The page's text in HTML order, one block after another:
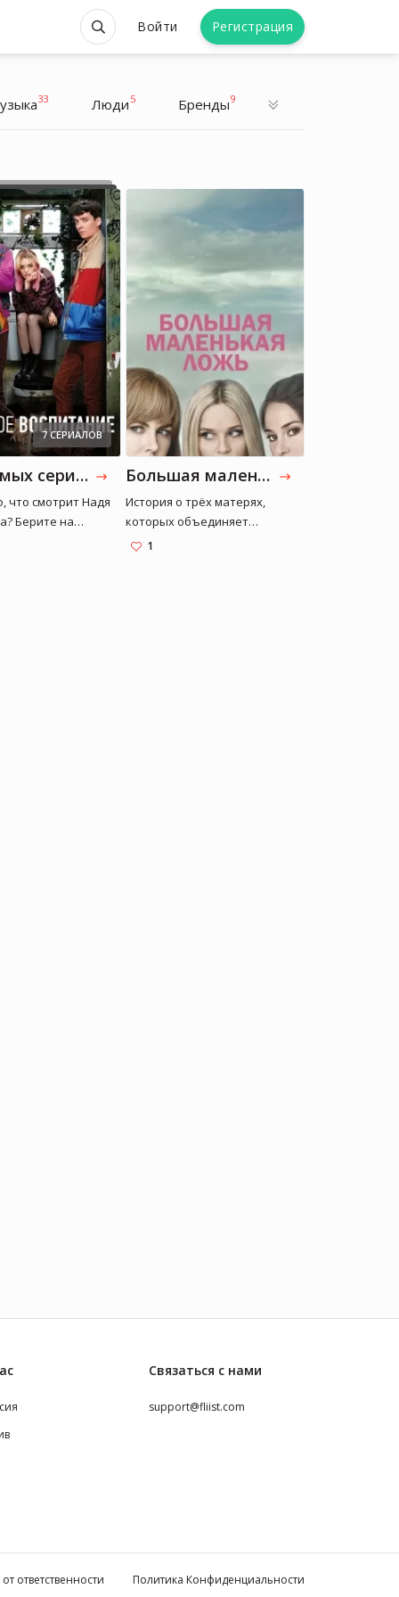
Войти Регистрация
33 Люди 5 Бренды9
7 СЕРИАЛОВ
7 любимых сериалов Нади Дорофеевой
что смотрит Надя
Берите на
любимых
Надя Дорофеева
Блогер, Музыкант, Дизайнер
Большая маленькая ложь
История о трёх матерях,
которых объединяет
загадочное убийство,
Блогер, Музыкант, Дизайнер
1
Связаться с нами
support@fliist.com
ответственности
Политика Конфиденциальности